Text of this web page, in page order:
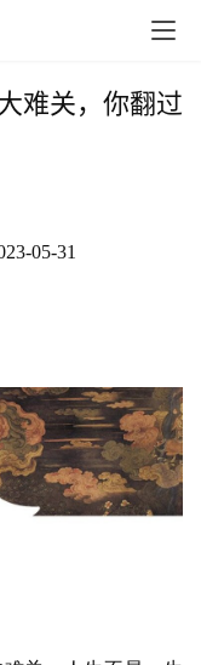
难关，你翻过
05-31